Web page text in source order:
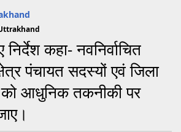
कहा- नवनिर्वाचित
पंचायत सदस्यों एवं जिला
आधुनिक तकनीकी पर